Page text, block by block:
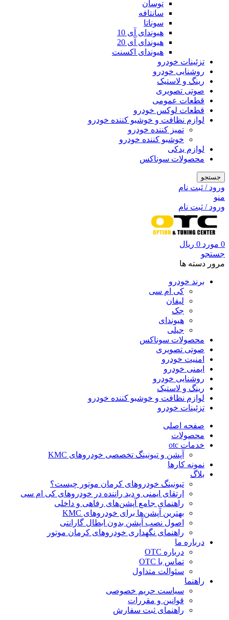
توسان
سانتافه
سوناتا
هیوندای آی 10
هیوندای آی 20
هیوندای اکسنت
تزئینات خودرو
روشنایی خودرو
رینگ و لاستیک
صوتی تصویری
قطعات عمومی
قطعات لوکس خودرو
لوازم نظافت و خوشبو کننده خودرو
تمیز کننده خودرو
خوشبو کننده خودرو
لوازم یدکی
محصولات سوناکس
جستجو
ورود / ثبت نام
منو
ورود / ثبت نام
0 مورد 0 ریال
جستجو
مرور دسته ها
برند خودرو
کی ام سی
لیفان
جک
هیوندای
جیلی
محصولات سوناکس
صوتی تصویری
امنیت خودرو
ایمنی خودرو
روشنایی خودرو
رینگ و لاستیک
لوازم نظافت و خوشبو کننده خودرو
تزئینات خودرو
صفحه اصلی
محصولات
خدمات otc
آپشن و تیونینگ تخصصی خودروهای KMC
نمونه کارها
بلاگ
تیونینگ خودروهای کرمان موتور چیست؟
ارتقای ایمنی و دید راننده در خودروهای کی ام سی
راهنمای جامع آپشن‌های رفاهی و داخلی
بهترین آپشن‌ها برای خودروهای KMC
اصول نصب آپشن بدون ابطال گارانتی
راهنمای نگهداری خودروهای کرمان موتور
درباره ما
درباره OTC
تماس با OTC
سئوالت متداول
راهنما
سیاست حریم خصوصی
قوانین و مقررات
راهنمای ثبت سفارش